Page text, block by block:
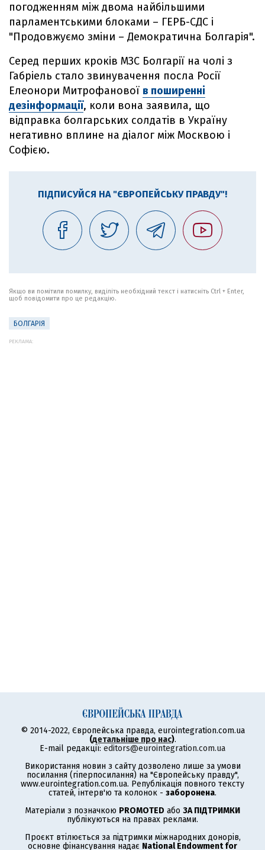
погодженням між двома найбільшими
парламентськими блоками – ГЕРБ-СДС і
"Продовжуємо зміни – Демократична Болгарія".
Серед перших кроків МЗС Болгарії на чолі з
Габріель стало звинувачення посла Росії
Елеонори Митрофанової в поширенні
дезінформації, коли вона заявила, що
відправка болгарських солдатів в Україну
негативно вплине на діалог між Москвою і
Софією.
ПІДПИСУЙСЯ НА "ЄВРОПЕЙСЬКУ ПРАВДУ"!
Якщо ви помітили помилку, виділіть необхідний текст і натисніть Ctrl + Enter,
щоб повідомити про це редакцію.
БОЛГАРІЯ
РЕКЛАМА:
© 2014-2022, Європейська правда, eurointegration.com.ua
(детальніше про нас).
E-mail редакції: editors@eurointegration.com.ua
Використання новин з сайту дозволено лише за умови
посилання (гіперпосилання) на "Європейську правду",
www.eurointegration.com.ua. Републікація повного тексту
статей, інтерв'ю та колонок - заборонена.
Матеріали з позначкою PROMOTED або ЗА ПІДТРИМКИ
публікуються на правах реклами.
Проєкт втілюється за підтримки міжнародних донорів,
основне фінансування надає National Endowment for